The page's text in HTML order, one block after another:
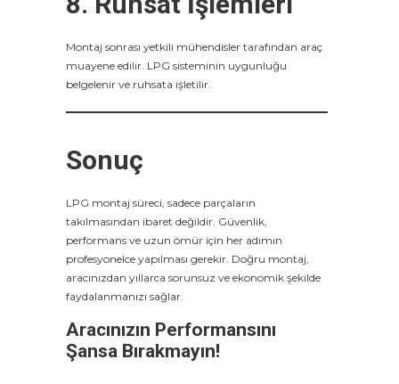
Montaj sonrası yetkili mühendisler tarafından araç
muayene edilir. LPG sisteminin uygunluğu
belgelenir ve ruhsata işletilir.
Sonuç
LPG montaj süreci, sadece parçaların
takılmasından ibaret değildir. Güvenlik,
performans ve uzun ömür için her adımın
profesyonelce yapılması gerekir. Doğru montaj,
aracınızdan yıllarca sorunsuz ve ekonomik şekilde
faydalanmanızı sağlar.
Aracınızın Performansını
Şansa Bırakmayın!